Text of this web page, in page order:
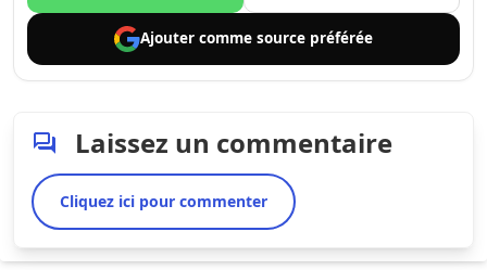
Ajouter comme source préférée
Laissez un commentaire
Cliquez ici pour commenter